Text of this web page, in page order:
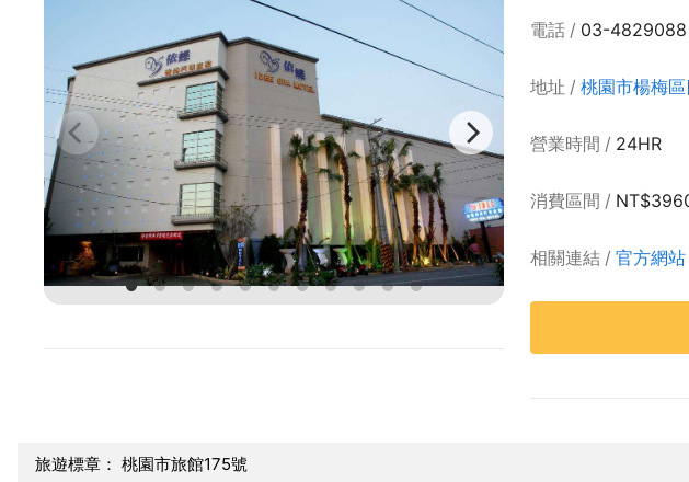
電話 03-4829088
地址 桃園市楊梅
營業時間 24HR
消費區間
相關連結 官方網站
旅遊標章： 桃園市旅館175號